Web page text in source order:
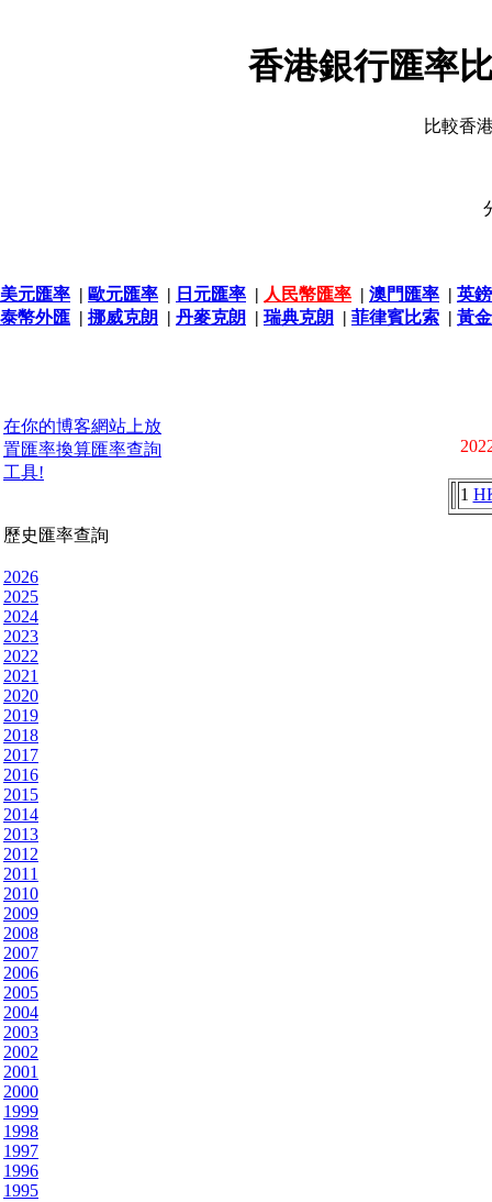
香港銀行匯率
比較香
美元匯率 | 歐元匯率 | 日元匯率 | 人民幣匯率 | 澳門匯率 | 英
泰幣外匯 | 挪威克朗 | 丹麥克朗 | 瑞典克朗 | 菲律賓比索 | 黃
在你的博客網站上放
置匯率換算匯率查詢
工具!
歷史匯率查詢
2026
2025
2024
2023
2022
2021
2020
2019
2018
2017
2016
2015
2014
2013
2012
2011
2010
2009
2008
2007
2006
2005
2004
2003
2002
2001
2000
1999
1998
1997
1996
1995
1